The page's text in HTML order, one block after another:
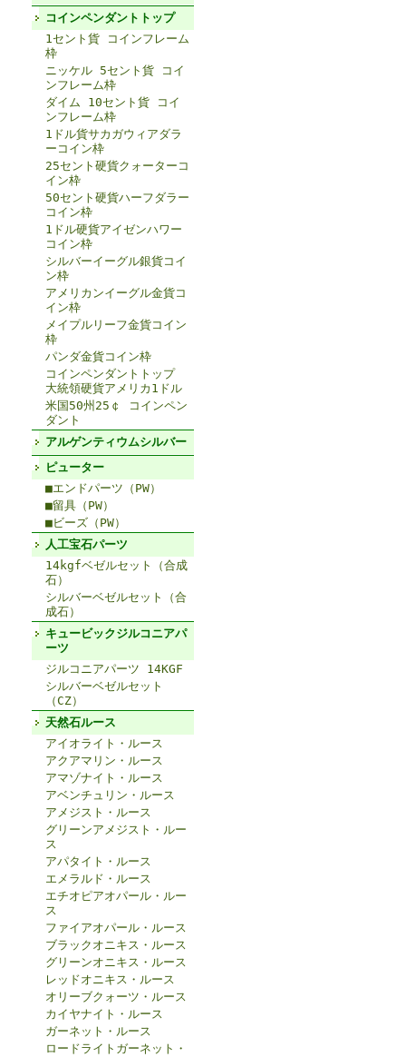
コインペンダントトップ
1セント貨 コインフレーム
枠
ニッケル 5セント貨 コイ
ンフレーム枠
ダイム 10セント貨 コイ
ンフレーム枠
1ドル貨サカガウィアダラ
ーコイン枠
25セント硬貨クォーターコ
イン枠
50セント硬貨ハーフダラー
コイン枠
1ドル硬貨アイゼンハワー
コイン枠
シルバーイーグル銀貨コイ
ン枠
アメリカンイーグル金貨コ
イン枠
メイプルリーフ金貨コイン
枠
パンダ金貨コイン枠
コインペンダントトップ
大統領硬貨アメリカ1ドル
米国50州25￠ コインペン
ダント
アルゲンティウムシルバー
ピューター
■エンドパーツ（PW）
■留具（PW）
■ビーズ（PW）
人工宝石パーツ
14kgfベゼルセット（合成
石）
シルバーベゼルセット（合
成石）
キュービックジルコニアパ
ーツ
ジルコニアパーツ 14KGF
シルバーベゼルセット
（CZ）
天然石ルース
アイオライト・ルース
アクアマリン・ルース
アマゾナイト・ルース
アベンチュリン・ルース
アメジスト・ルース
グリーンアメジスト・ルー
ス
アパタイト・ルース
エメラルド・ルース
エチオピアオパール・ルー
ス
ファイアオパール・ルース
ブラックオニキス・ルース
グリーンオニキス・ルース
レッドオニキス・ルース
オリーブクォーツ・ルース
カイヤナイト・ルース
ガーネット・ルース
ロードライトガーネット・